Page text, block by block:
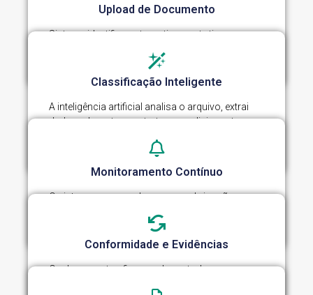
Upload de Documento
Sistema identifica automaticamente tipo,
Classificação Inteligente
A inteligência artificial analisa o arquivo, extrai
dados relevantes e estrutura condicionantes e
Monitoramento Contínuo
O sistema acompanha prazos, obrigações e
Conformidade e Evidências
Os documentos ficam sob controle, com